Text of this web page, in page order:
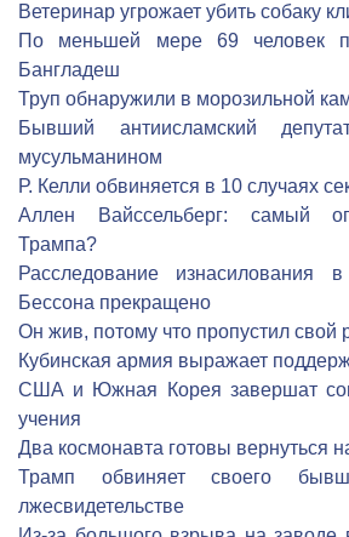
Ветеринар угрожает убить собаку
По меньшей мере 69 человек
Бангладеш
Труп обнаружили в морозильной
Бывший антиисламский
мусульманином
Р. Келли обвиняется в 10 случаях
Аллен Вайссельберг: самый
Трампа?
Расследование изнасилования
Бессона прекращено
Он жив, потому что пропустил свой
Кубинская армия выражает
США и Южная Корея завершат
учения
Два космонавта готовы вернуться
Трамп обвиняет своего
лжесвидетельстве